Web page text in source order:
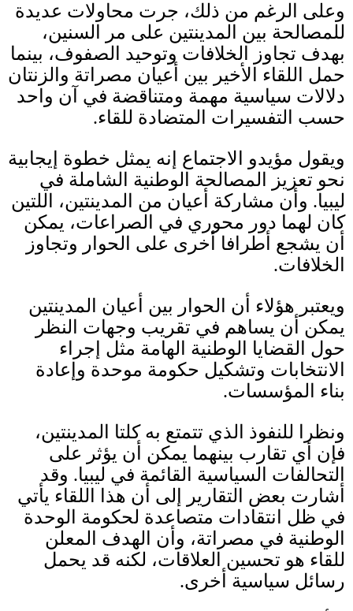
وعلى الرغم من ذلك، جرت محاولات عديدة
للمصالحة بين المدينتين على مر السنين،
بهدف تجاوز الخلافات وتوحيد الصفوف، بينما
حمل اللقاء الأخير بين أعيان مصراتة والزنتان
دلالات سياسية مهمة ومتناقضة في آن واحد
حسب التفسيرات المتضادة للقاء.
ويقول مؤيدو الاجتماع إنه يمثل خطوة إيجابية
نحو تعزيز المصالحة الوطنية الشاملة في
ليبيا. وأن مشاركة أعيان من المدينتين، اللتين
كان لهما دور محوري في الصراعات، يمكن
أن يشجع أطرافا أخرى على الحوار وتجاوز
الخلافات.
ويعتبر هؤلاء أن الحوار بين أعيان المدينتين
يمكن أن يساهم في تقريب وجهات النظر
حول القضايا الوطنية الهامة مثل إجراء
الانتخابات وتشكيل حكومة موحدة وإعادة
بناء المؤسسات.
ونظرا للنفوذ الذي تتمتع به كلتا المدينتين،
فإن أي تقارب بينهما يمكن أن يؤثر على
التحالفات السياسية القائمة في ليبيا. وقد
أشارت بعض التقارير إلى أن هذا اللقاء يأتي
في ظل انتقادات متصاعدة لحكومة الوحدة
الوطنية في مصراتة، وأن الهدف المعلن
للقاء هو تحسين العلاقات، لكنه قد يحمل
رسائل سياسية أخرى.